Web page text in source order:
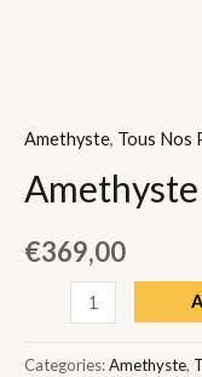
Amethyste, Tous Nos
Amethyste
€369,00
Amethyste
-
Categories:Amethyste,